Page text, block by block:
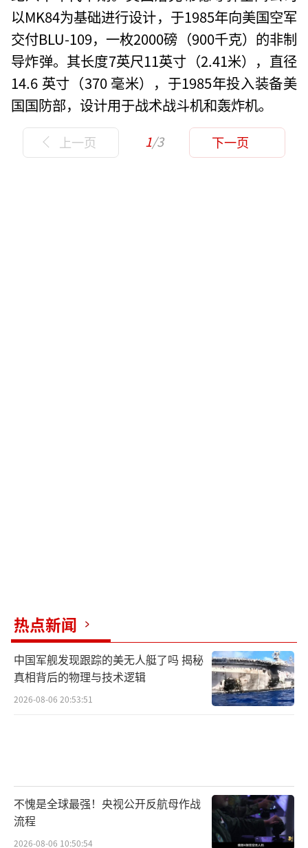
以MK84为基础进行设计，于1985年向美国空军
交付BLU-109，一枚2000磅（900千克）的非制
导炸弹。其长度7英尺11英寸（2.41米），直径
14.6 英寸（370 毫米），于1985年投入装备美
国国防部，设计用于战术战斗机和轰炸机。
上一页 1/3 下一页
热点新闻
中国军舰发现跟踪的美无人艇了吗 揭秘
真相背后的物理与技术逻辑
2026-08-06 20:53:51
不愧是全球最强！央视公开反航母作战
流程
2026-08-06 10:50:54